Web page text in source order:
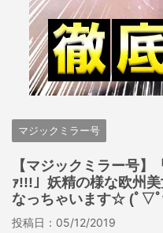
マジックミラー号
【マジックミラー号】
ｧ!!!」妖精の様な欧州
なっちゃいます☆ (ﾟ▽ﾟ
投稿日： 05/12/2019